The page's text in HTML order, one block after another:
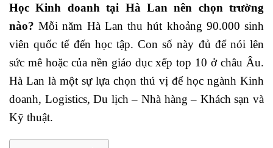
Học Kinh doanh tại Hà Lan nên chọn trường
nào? Mỗi năm Hà Lan thu hút khoảng 90.000 sinh
viên quốc tế đến học tập. Con số này đủ để nói lên
sức mê hoặc của nền giáo dục xếp top 10 ở châu Âu.
Hà Lan là một sự lựa chọn thú vị để học ngành Kinh
doanh, Logistics, Du lịch – Nhà hàng – Khách sạn và
Kỹ thuật.